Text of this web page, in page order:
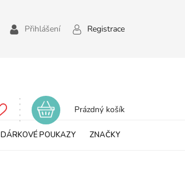
Přihlášení Registrace
Nákupní
Prázdný košík
DÁRKOVÉ POUKAZY ZNAČKY